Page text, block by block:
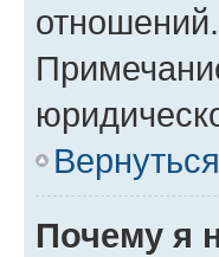
отношений.
Почему я